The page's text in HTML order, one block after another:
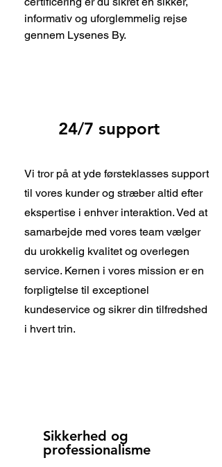
informativ og uforglemmelig rejse
gennem Lysenes By.
24/7 support
Vi tror på at yde førsteklasses support
til vores kunder og stræber altid efter
ekspertise i enhver interaktion. Ved at
samarbejde med vores team vælger
du urokkelig kvalitet og overlegen
service. Kernen i vores mission er en
forpligtelse til exceptionel
kundeservice og sikrer din tilfredshed
i hvert trin.
Sikkerhed og
professionalisme